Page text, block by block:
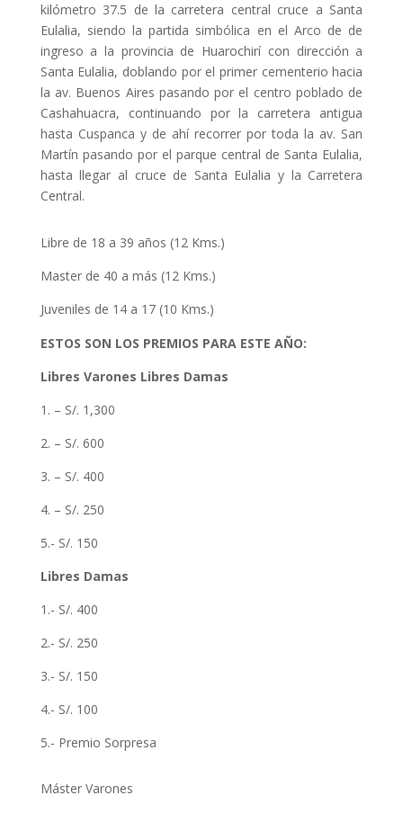
kilómetro 37.5 de la carretera central cruce a Santa
Eulalia, siendo la partida simbólica en el Arco de de
ingreso a la provincia de Huarochirí con dirección a
Santa Eulalia, doblando por el primer cementerio hacia
la av. Buenos Aires pasando por el centro poblado de
Cashahuacra, continuando por la carretera antigua
hasta Cuspanca y de ahí recorrer por toda la av. San
Martín pasando por el parque central de Santa Eulalia,
hasta llegar al cruce de Santa Eulalia y la Carretera
Central.
Libre de 18 a 39 años (12 Kms.)
Master de 40 a más (12 Kms.)
Juveniles de 14 a 17 (10 Kms.)
ESTOS SON LOS PREMIOS PARA ESTE AÑO:
Libres Varones Libres Damas
1. – S/. 1,300
2. – S/. 600
3. – S/. 400
4. – S/. 250
5.- S/. 150
Libres Damas
1.- S/. 400
2.- S/. 250
3.- S/. 150
4.- S/. 100
5.- Premio Sorpresa
Máster Varones